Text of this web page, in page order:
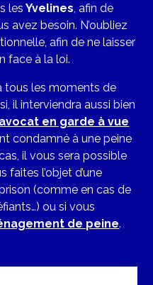
les Yvelines , afin de
avez besoin. N’oubliez
afin de ne laisser
face à la loi.
tous les moments de
il interviendra aussi bien
avocat en garde à vue
condamné à une peine
il vous sera possible
faites l’objet d’une
(comme en cas de
ou si vous
de peine.